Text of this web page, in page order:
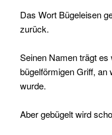
Das Wort Bügeleisen
zurück.
Seinen Namen trägt
bügelförmigen Griff, an
wurde.
Aber gebügelt wird